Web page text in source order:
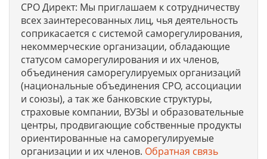
СРО Директ: Мы приглашаем к сотрудничеству
всех заинтересованных лиц, чья деятельность
соприкасается с системой саморегулирования,
некоммерческие организации, обладающие
статусом саморегулирования и их членов,
объединения саморегулируемых организаций
(национальные объединения СРО, ассоциации
и союзы), а так же банковские структуры,
страховые компании, ВУЗЫ и образовательные
центры, продвигающие собственные продукты
ориентированные на саморегулируемые
организации и их членов. Обратная связь